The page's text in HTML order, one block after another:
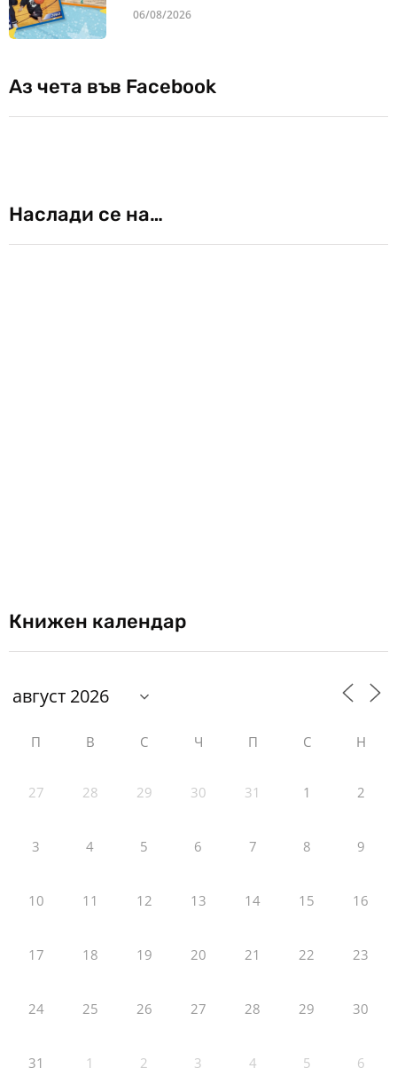
06/08/2026
Аз чета във Facebook
Наслади се на…
Книжен календар
П В С Ч П С Н
27 28 29 30 31 1 2
3 4 5 6 7 8 9
10 11 12 13 14 15 16
17 18 19 20 21 22 23
24 25 26 27 28 29 30
31 1 2 3 4 5 6